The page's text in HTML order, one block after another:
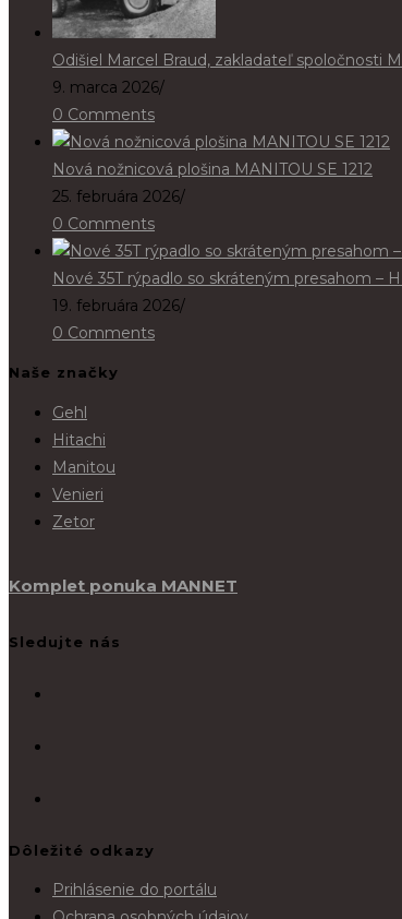
Odišiel Marcel Braud, zakladateľ spoločnosti
9. marca 2026/
0 Comments
Nová nožnicová plošina MANITOU SE 1212
25. februára 2026/
0 Comments
Nové 35T rýpadlo so skráteným presahom –
19. februára 2026/
0 Comments
Naše značky
Gehl
Hitachi
Manitou
Venieri
Zetor
Komplet ponuka MANNET
Sledujte nás
Dôležité odkazy
Prihlásenie do portálu